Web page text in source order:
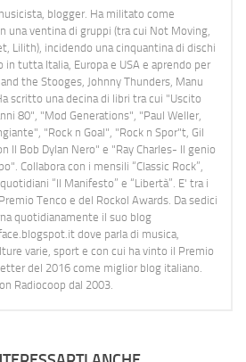
blogger. Ha militato come
una ventina di gruppi (tra cui Not Moving,
Lilith), incidendo una cinquantina di dischi
in tutta Italia, Europa e USA e aprendo per
and the Stooges, Johnny Thunders, Manu
scritto una decina di libri tra cui "Uscito
80", "Mod Generations", "Paul Weller,
"Rock n Goal", "Rock n Spor"t, Gil
Il Bob Dylan Nero" e "Ray Charles- Il genio
Collabora con i mensili “Classic Rock”,
“Il Manifesto” e “Libertà”. E' tra i
Tenco e del Rockol Awards. Da sedici
quotidianamente il suo blog
dove parla di musica,
varie, sport e con cui ha vinto il Premio
del 2016 come miglior blog italiano.
Radiocoop dal 2003.